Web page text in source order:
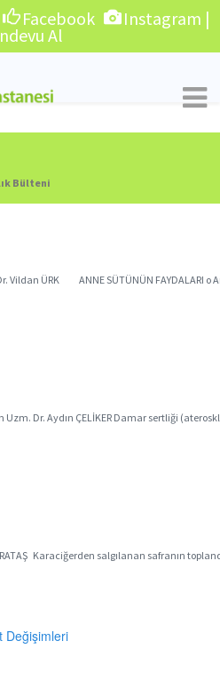
Facebook Instagram |
Al
Bülteni
Vildan ÜRK ANNE SÜTÜNÜN FAYDALARI
Uzm. Dr. Aydın ÇELİKER Damar sertliği
Karaciğerden salgılanan safranın
Değişimleri